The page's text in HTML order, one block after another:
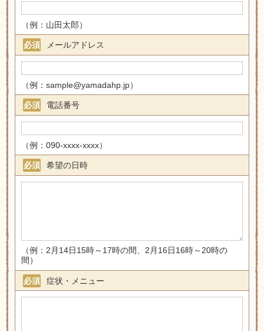
（例：山田太郎）
メールアドレス
必須
（例：sample@yamadahp.jp）
電話番号
必須
（例：090-xxxx-xxxx）
希望の日時
必須
（例：2月14日15時～17時の間、2月16日16時～20時の
間）
症状・メニュー
必須